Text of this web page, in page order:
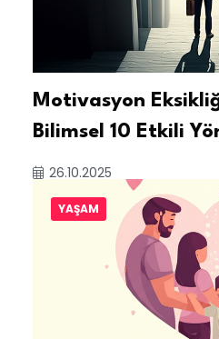
Motivasyon
Bilimsel 10 Etkili
26.10.2025
YAŞAM